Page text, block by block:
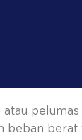
atau
beban berat